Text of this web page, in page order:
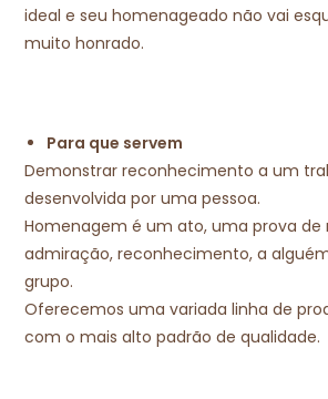
ideal e seu homenageado não vai
muito honrado.
Para que servem
Demonstrar reconhecimento a um
desenvolvida por uma pessoa.
Homenagem é um ato, uma prova de
admiração, reconhecimento, a
grupo.
Oferecemos uma variada linha de
com o mais alto padrão de qualidade.